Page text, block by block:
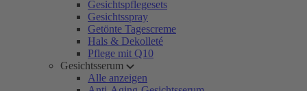
Gesichtspflegesets
Gesichtsspray
Getönte Tagescreme
Hals & Dekolleté
Pflege mit Q10
Gesichtsserum
Alle anzeigen